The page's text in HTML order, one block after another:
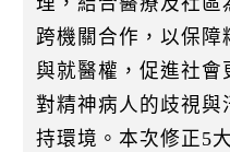
跨機關合作，以保障
與就醫權，促進社會
對精神病人的歧視與
持環境。本次修正5